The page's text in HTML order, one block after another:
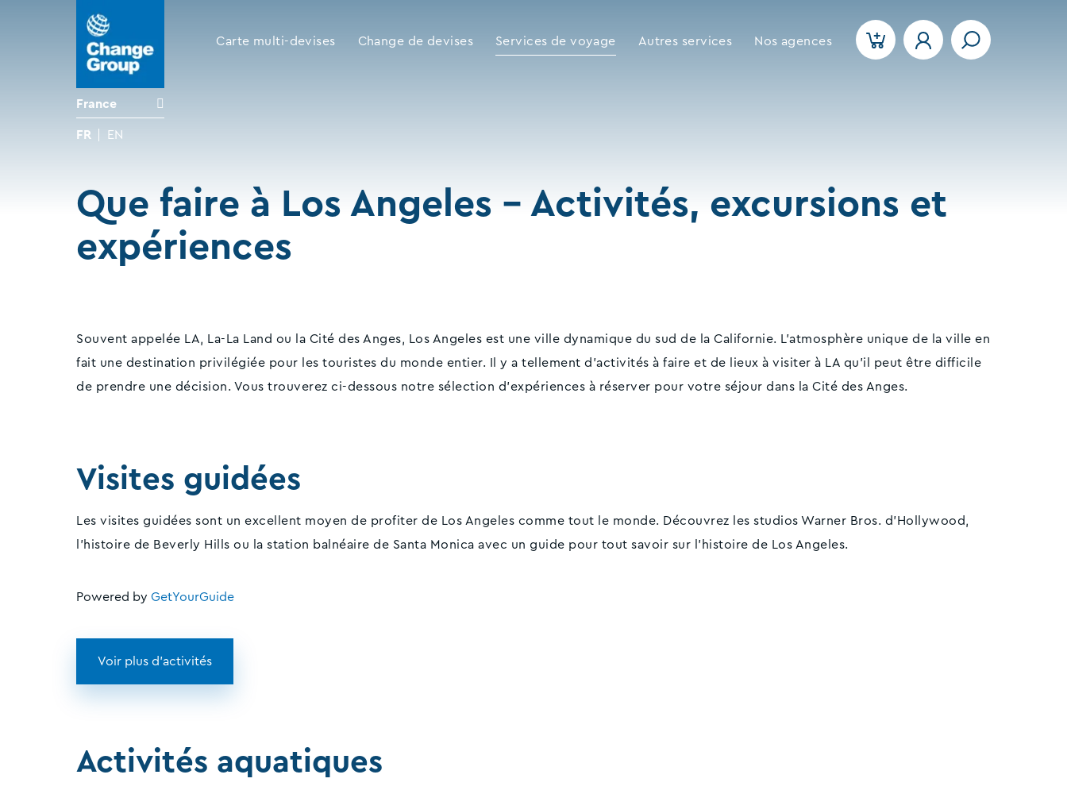
France
FR EN
Carte multi-devises Change de devises Services de voyage Autres services Nos agences
Que faire à Los Angeles - Activités, excursions et
expériences
Souvent appelée LA, La-La Land ou la Cité des Anges, Los Angeles est une ville dynamique du sud de la Californie. L'atmosphère unique de la ville en
fait une destination privilégiée pour les touristes du monde entier. Il y a tellement d'activités à faire et de lieux à visiter à LA qu'il peut être difficile
de prendre une décision. Vous trouverez ci-dessous notre sélection d'expériences à réserver pour votre séjour dans la Cité des Anges.
Visites guidées
Les visites guidées sont un excellent moyen de profiter de Los Angeles comme tout le monde. Découvrez les studios Warner Bros. d'Hollywood,
l'histoire de Beverly Hills ou la station balnéaire de Santa Monica avec un guide pour tout savoir sur l'histoire de Los Angeles.
Powered by GetYourGuide
Voir plus d'activités
Activités aquatiques